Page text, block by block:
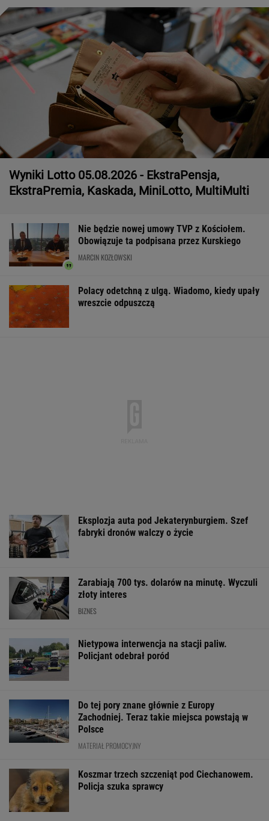
Wyniki Lotto 05.08.2026 - EkstraPensja,
EkstraPremia, Kaskada, MiniLotto, MultiMulti
Nie będzie nowej umowy TVP z Kościołem.
Obowiązuje ta podpisana przez Kurskiego
MARCIN KOZŁOWSKI
Polacy odetchną z ulgą. Wiadomo, kiedy upały
wreszcie odpuszczą
Eksplozja auta pod Jekaterynburgiem. Szef
fabryki dronów walczy o życie
Zarabiają 700 tys. dolarów na minutę. Wyczuli
złoty interes
BIZNES
Nietypowa interwencja na stacji paliw.
Policjant odebrał poród
Do tej pory znane głównie z Europy
Zachodniej. Teraz takie miejsca powstają w
Polsce
MATERIAŁ PROMOCYJNY
Koszmar trzech szczeniąt pod Ciechanowem.
Policja szuka sprawcy